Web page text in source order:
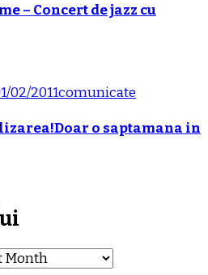
– Concert de jazz cu
02/2011comunicate
o saptamana in